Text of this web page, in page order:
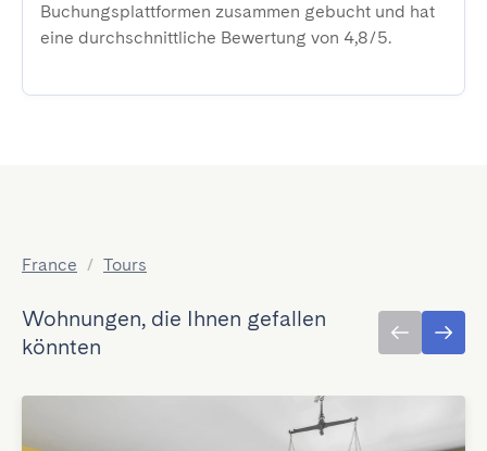
Buchungsplattformen zusammen gebucht und hat
eine durchschnittliche Bewertung von 4,8/5.
France / Tours
Wohnungen, die Ihnen gefallen
könnten